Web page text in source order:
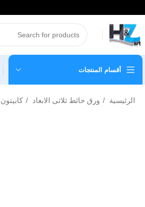
أقسام المنتجات
الرئيسية ورق حائط ثلاثى الابعاد كابيتون